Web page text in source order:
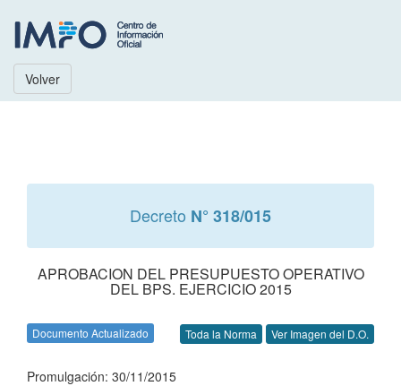
Volver
Decreto N° 318/015
APROBACION DEL PRESUPUESTO OPERATIVO
DEL BPS. EJERCICIO 2015
Documento Actualizado Toda la Norma Ver Imagen del D.O.
Promulgación: 30/11/2015